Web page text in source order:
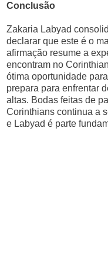
Conclusão
Zakaria Labyad
declarar que este é o
afirmação resume a
encontram no
ótima oportunidade
prepara para enfrentar
altas. Bodas feitas de
Corinthians continua a
e Labyad é parte